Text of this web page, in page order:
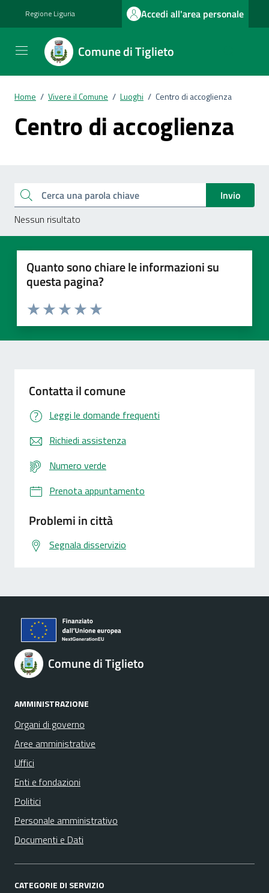
Regione Liguria Accedi all'area personale
Comune di Tiglieto
Home / Vivere il Comune / Luoghi / Centro di accoglienza
Centro di accoglienza
Esplora tutti i documenti
Cerca una parola chiave
Invio
Nessun risultato
Quanto sono chiare le informazioni su
questa pagina?
Valuta 5 stelle su 5
Valuta 4 stelle su 5
Valuta 3 stelle su 5
Valuta 2 stelle su 5
Valuta 1 stelle su 5
Contatta il comune
Leggi le domande frequenti
Richiedi assistenza
Numero verde
Prenota appuntamento
Problemi in città
Segnala disservizio
Comune di Tiglieto
AMMINISTRAZIONE
Organi di governo
Aree amministrative
Uffici
Enti e fondazioni
Politici
Personale amministrativo
Documenti e Dati
CATEGORIE DI SERVIZIO